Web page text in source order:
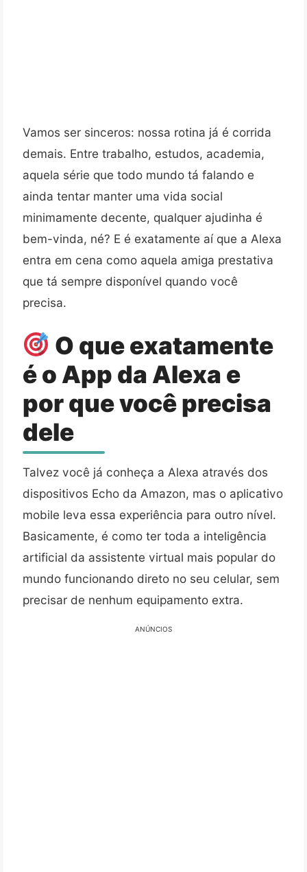
Vamos ser sinceros: nossa rotina já é corrida
demais. Entre trabalho, estudos, academia,
aquela série que todo mundo tá falando e
ainda tentar manter uma vida social
minimamente decente, qualquer ajudinha é
bem-vinda, né? E é exatamente aí que a Alexa
entra em cena como aquela amiga prestativa
que tá sempre disponível quando você
precisa.
O que exatamente
é o App da Alexa e
por que você precisa
dele
Talvez você já conheça a Alexa através dos
dispositivos Echo da Amazon, mas o aplicativo
mobile leva essa experiência para outro nível.
Basicamente, é como ter toda a inteligência
artificial da assistente virtual mais popular do
mundo funcionando direto no seu celular, sem
precisar de nenhum equipamento extra.
ANÚNCIOS